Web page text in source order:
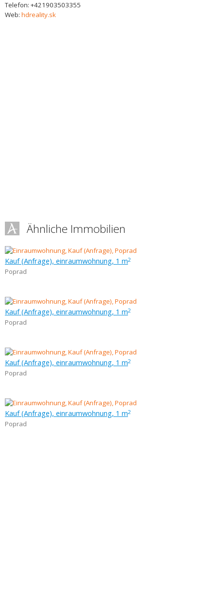
Telefon: +421903503355
Web: hdreality.sk
Ähnliche Immobilien
Kauf (Anfrage), einraumwohnung, 1 m2
Poprad
Kauf (Anfrage), einraumwohnung, 1 m2
Poprad
Kauf (Anfrage), einraumwohnung, 1 m2
Poprad
Kauf (Anfrage), einraumwohnung, 1 m2
Poprad